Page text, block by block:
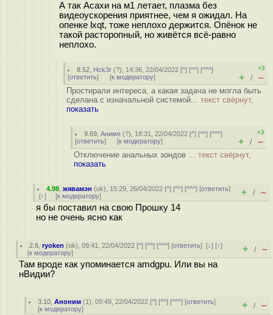
А так Асахи на м1 летает, плазма без
видеоускорения приятнее, чем я ожидал. На
опенке lxqt, тоже неплохо держится. Опёнок не
такой расторопный, но живётся всё-равно
неплохо.
8.52 Hck3r (?), 14:36, 22/04/2022 [^] [^^] [^^^]
[ответить] [к модератору]
+3
+ / –
Простирали интереса, а какая задача не могла быть
сделана с изначальной системой... текст свёрнут,
показать
9.69 ,Аниме (?), 18:31, 22/04/2022 [^] [^^] [^^^]
[ответить] [к модератору]
+3
+ / –
Отключение анальных зондов ... текст свёрнут,
показать
4.98 ,жявамэн (ok), 15:29, 26/04/2022 [^] [^^] [^^^] [ответить]
[↑] [к модератору] + / –
я бы поставил на свою Прошку 14
но не очень ясно как
2.6 ,ryoken (ok), 09:41, 22/04/2022 [^] [^^] [^^^] [ответить][↓] [↑]
[к модератору] + / –
Там вроде как упоминается amdgpu. Или вы на
нВидии?
3.10 ,Аноним (1), 09:49, 22/04/2022 [^] [^^] [^^^] [ответить]
[к модератору] + / –